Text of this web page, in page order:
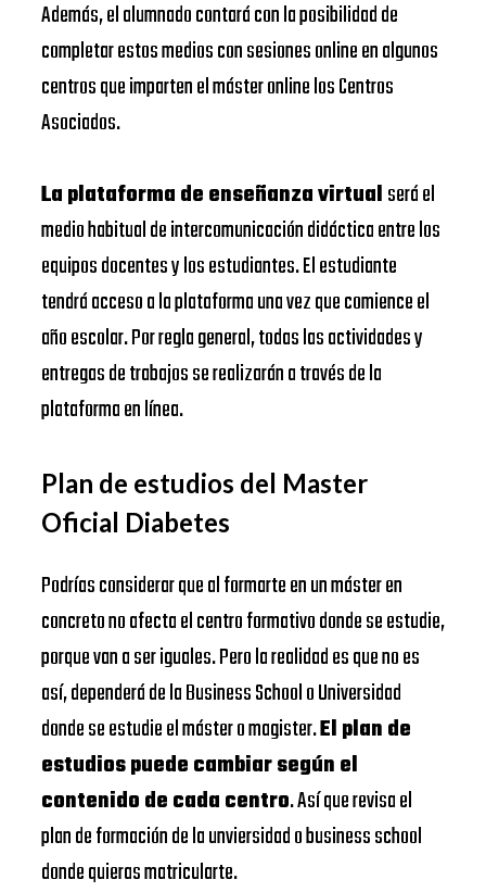
Además, el alumnado contará con la posibilidad de
completar estos medios con sesiones online en algunos
centros que imparten el máster online los Centros
Asociados.
La plataforma de enseñanza virtualserá el
medio habitual de intercomunicación didáctica entre los
equipos docentes y los estudiantes. El estudiante
tendrá acceso a la plataforma una vez que comience el
año escolar. Por regla general, todas las actividades y
entregas de trabajos se realizarán a través de la
plataforma en línea.
Plan de estudios del Master
Oficial Diabetes
Podrías considerar que al formarte en un máster en
concreto no afecta el centro formativo donde se estudie,
porque van a ser iguales. Pero la realidad es que no es
así, dependerá de la Business School o Universidad
donde se estudie el máster o magister.El plan de
estudios puede cambiar según el
contenido de cada centro. Así que revisa el
plan de formación de la unviersidad o business school
donde quieras matricularte.